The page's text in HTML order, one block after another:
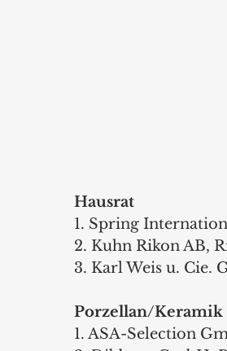
Hausrat
1. Spring
2. Kuhn Rikon AB,
3. Karl Weis u. Cie.
Porzellan/Keramik
1. ASA-Selection